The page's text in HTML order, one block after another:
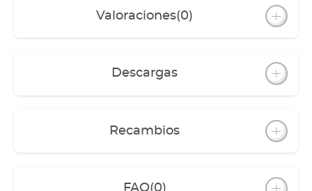
Valoraciones(0)
Descargas
Recambios
FAQ(0)